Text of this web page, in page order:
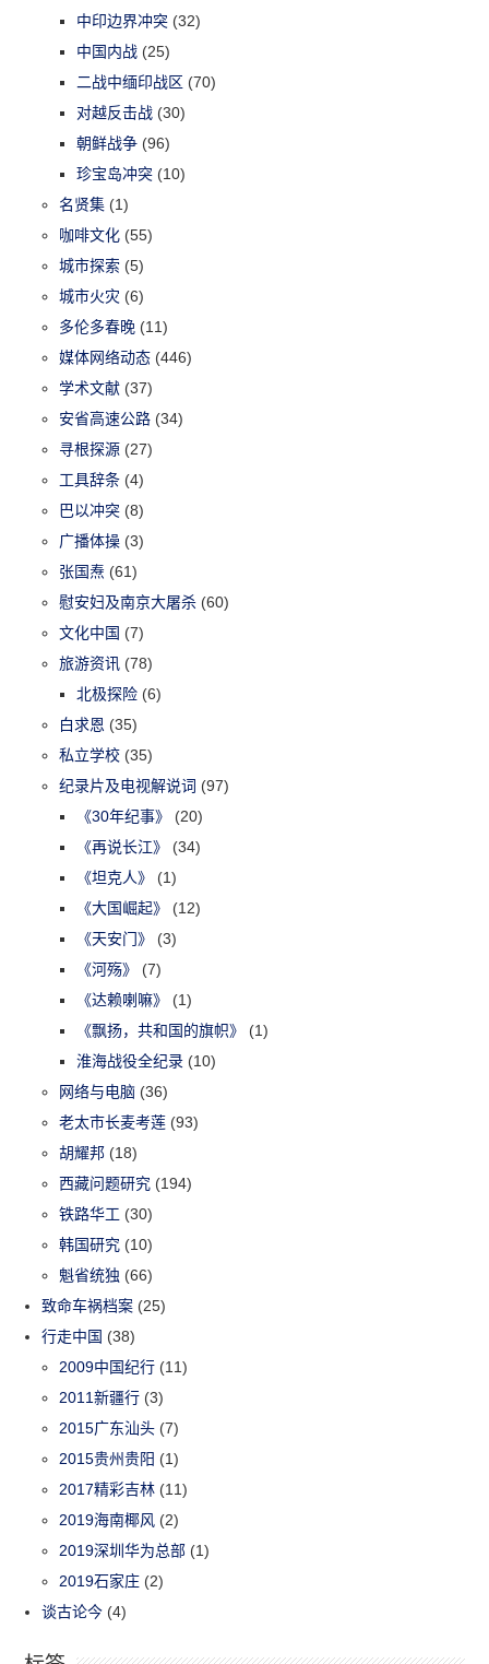
中印边界冲突 (32)
中国内战 (25)
二战中缅印战区 (70)
对越反击战 (30)
朝鲜战争 (96)
珍宝岛冲突 (10)
名贤集 (1)
咖啡文化 (55)
城市探索 (5)
城市火灾 (6)
多伦多春晚 (11)
媒体网络动态 (446)
学术文献 (37)
安省高速公路 (34)
寻根探源 (27)
工具辞条 (4)
巴以冲突 (8)
广播体操 (3)
张国焘 (61)
慰安妇及南京大屠杀 (60)
文化中国 (7)
旅游资讯 (78)
北极探险 (6)
白求恩 (35)
私立学校 (35)
纪录片及电视解说词 (97)
《30年纪事》
(20)
《再说长江》
(34)
《坦克人》
(1)
《大国崛起》
(12)
《天安门》
(3)
《河殇》
(7)
《达赖喇嘛》
(1)
《飘扬，共和国的旗帜》
(1)
淮海战役全纪录 (10)
网络与电脑 (36)
老太市长麦考莲 (93)
胡耀邦 (18)
西藏问题研究 (194)
铁路华工 (30)
韩国研究 (10)
魁省统独 (66)
致命车祸档案 (25)
行走中国 (38)
2009中国纪行 (11)
2011新疆行 (3)
2015广东汕头 (7)
2015贵州贵阳 (1)
2017精彩吉林 (11)
2019海南椰风 (2)
2019深圳华为总部 (1)
2019石家庄 (2)
谈古论今 (4)